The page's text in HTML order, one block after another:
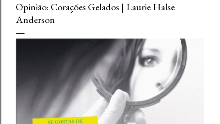
Opinião: Corações Gelados | Laurie Halse
Anderson